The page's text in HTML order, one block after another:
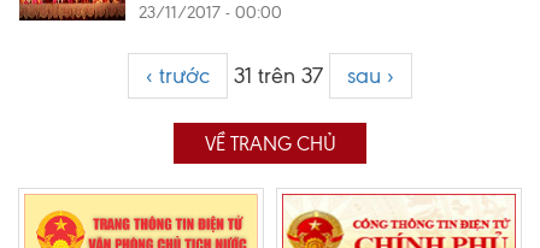
23/11/2017 - 00:00
‹ trước 31 trên 37 sau ›
VỀ TRANG CHỦ